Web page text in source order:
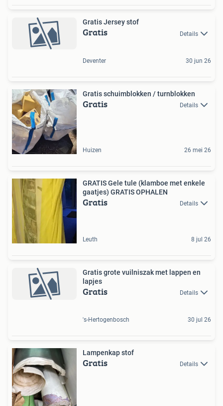
Gratis Jersey stof
Gratis Details
Deventer 30 jun 26
Gratis schuimblokken / turnblokken
Gratis Details
Huizen 26 mei 26
GRATIS Gele tule (klamboe met enkele
gaatjes) GRATIS OPHALEN
Gratis Details
Leuth 8 jul 26
Gratis grote vuilniszak met lappen en
lapjes
Gratis Details
's-Hertogenbosch 30 jul 26
Lampenkap stof
Gratis Details